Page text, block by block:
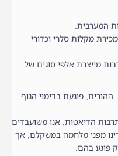
המערבית.
ה-70 והוביל למכירת מקלות סלרי וכדורי
מייצרת אלפי סוגים של
פוגעת בדימוי הגוף
הדיאטות, אנו משועבדים
מפני מלחמה במשקלם, אך
פוגע בהם.